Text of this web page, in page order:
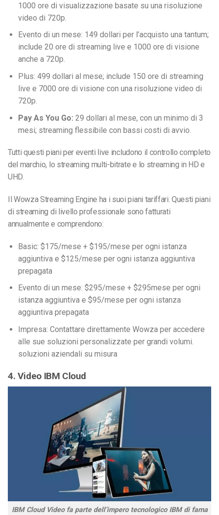
1000 ore di visualizzazione basate su una risoluzione
video di 720p.
Evento di un mese: 149 dollari per l’acquisto una tantum;
include 20 ore di streaming live e 1000 ore di visione
anche a 720p.
Plus: 499 dollari al mese; include 150 ore di streaming
live e 7000 ore di visione con una risoluzione video di
720p.
Pay As You Go: 29 dollari al mese, con un minimo di 3
mesi; streaming flessibile con bassi costi di avvio.
Tutti questi piani per eventi live includono il controllo completo
del marchio, lo streaming multi-bitrate e lo streaming in HD e
UHD.
Il Wowza Streaming Engine ha i suoi piani tariffari. Questi piani
di streaming di livello professionale sono fatturati
annualmente e comprendono:
Basic: $175/mese + $195/mese per ogni istanza
aggiuntiva e $125/mese per ogni istanza aggiuntiva
prepagata
Evento di un mese: $295/mese + $295mese per ogni
istanza aggiuntiva e $95/mese per ogni istanza
aggiuntiva prepagata
Impresa: Contattare direttamente Wowza per accedere
alle sue soluzioni personalizzate per grandi volumi.
soluzioni aziendali su misura
4. Video IBM Cloud
IBM Cloud Video fa parte dell’impero tecnologico IBM di fama